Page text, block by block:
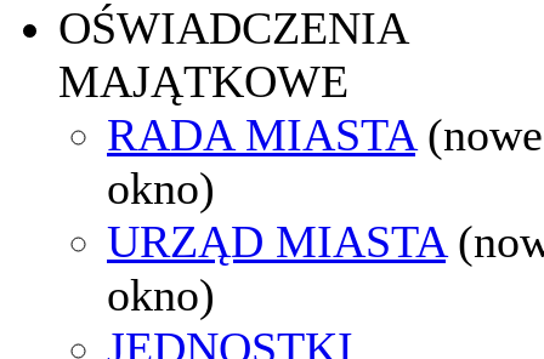
OŚWIADCZENIA
MAJĄTKOWE
RADA MIASTA (nowe
okno)
URZĄD MIASTA
okno)
JEDNOSTKI